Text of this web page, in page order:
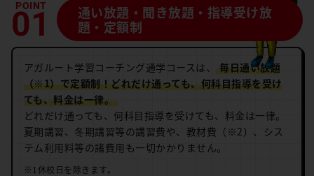
通い放題・聞き放題・指導受け放
題・定額制
アガルート学習コーチング通学コースは、 毎日通い放題
（※1）で定額制！どれだけ通っても、何科目指導を受け
ても、料金は一律。
どれだけ通っても、何科目指導を受けても、料金は一律。
夏期講習、冬期講習等の講習費や、教材費（※2）、シス
テム利用料等の諸費用も一切かかりません。
※1 休校日を除きます。